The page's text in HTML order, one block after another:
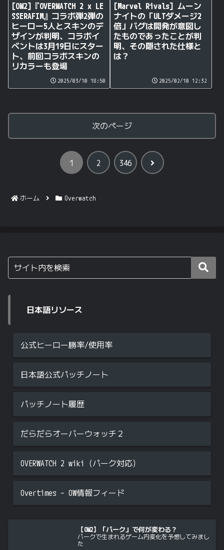
[OW2]『OVERWATCH 2 x LE
SSERAFIM』コラボ弾2弾の
ヒーロー5人とスキンのデ
ザインが判明、コラボイ
ベントは3月19日にスター
ト、前回コラボスキンの
リカラーも登場
2025/03/10 18:50
[Marvel Rivals] ムーン
ナイトの「ULTダメージ2
倍」バグは開発が意図し
たものであったことが判
明、その隠された仕様と
は？
2025/02/10 12:32
次のページ
1 2 346 次
ホーム Overwatch
日本語リソース
公式ヒーロー勝率/使用率
日本語公式パッチノート
パッチノート履歴
だらだらオーバーウォッチ２
OVERWATCH 2 wiki（パーク対応）
Overtimes – OW情報フィード
【OW2】「パーク」で何が変わる？
パークで生まれるゲーム内変化を予想してみまし
た